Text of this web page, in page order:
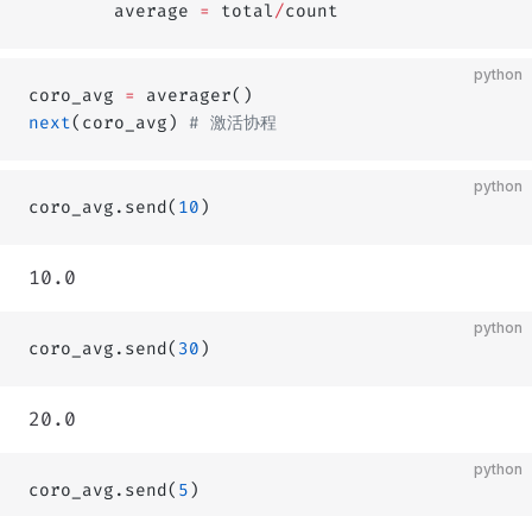
        average
= total/count
python
coro_avg =
averager()
next(coro_avg) # 激活协程
python
coro_avg.send( 10 )
10.0
python
coro_avg.send( 30 )
20.0
python
coro_avg.send( 5 )